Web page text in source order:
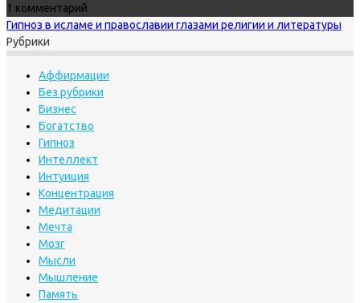
1 комментарий
Гипноз в исламе и православии глазами религии и литературы
Рубрики
Аффирмации
Без рубрики
Бизнес
Богатство
Гипноз
Интеллект
Интуиция
Концентрация
Медитации
Мечта
Мозг
Мысли
Мышление
Память